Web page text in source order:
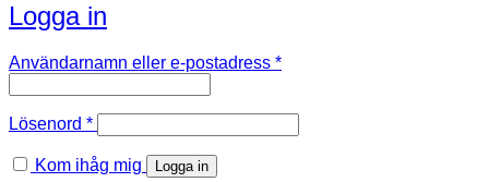
Logga in
Användarnamn eller e-postadress *Obligatoriskt
Lösenord *Obligatoriskt
Kom ihåg mig Logga in